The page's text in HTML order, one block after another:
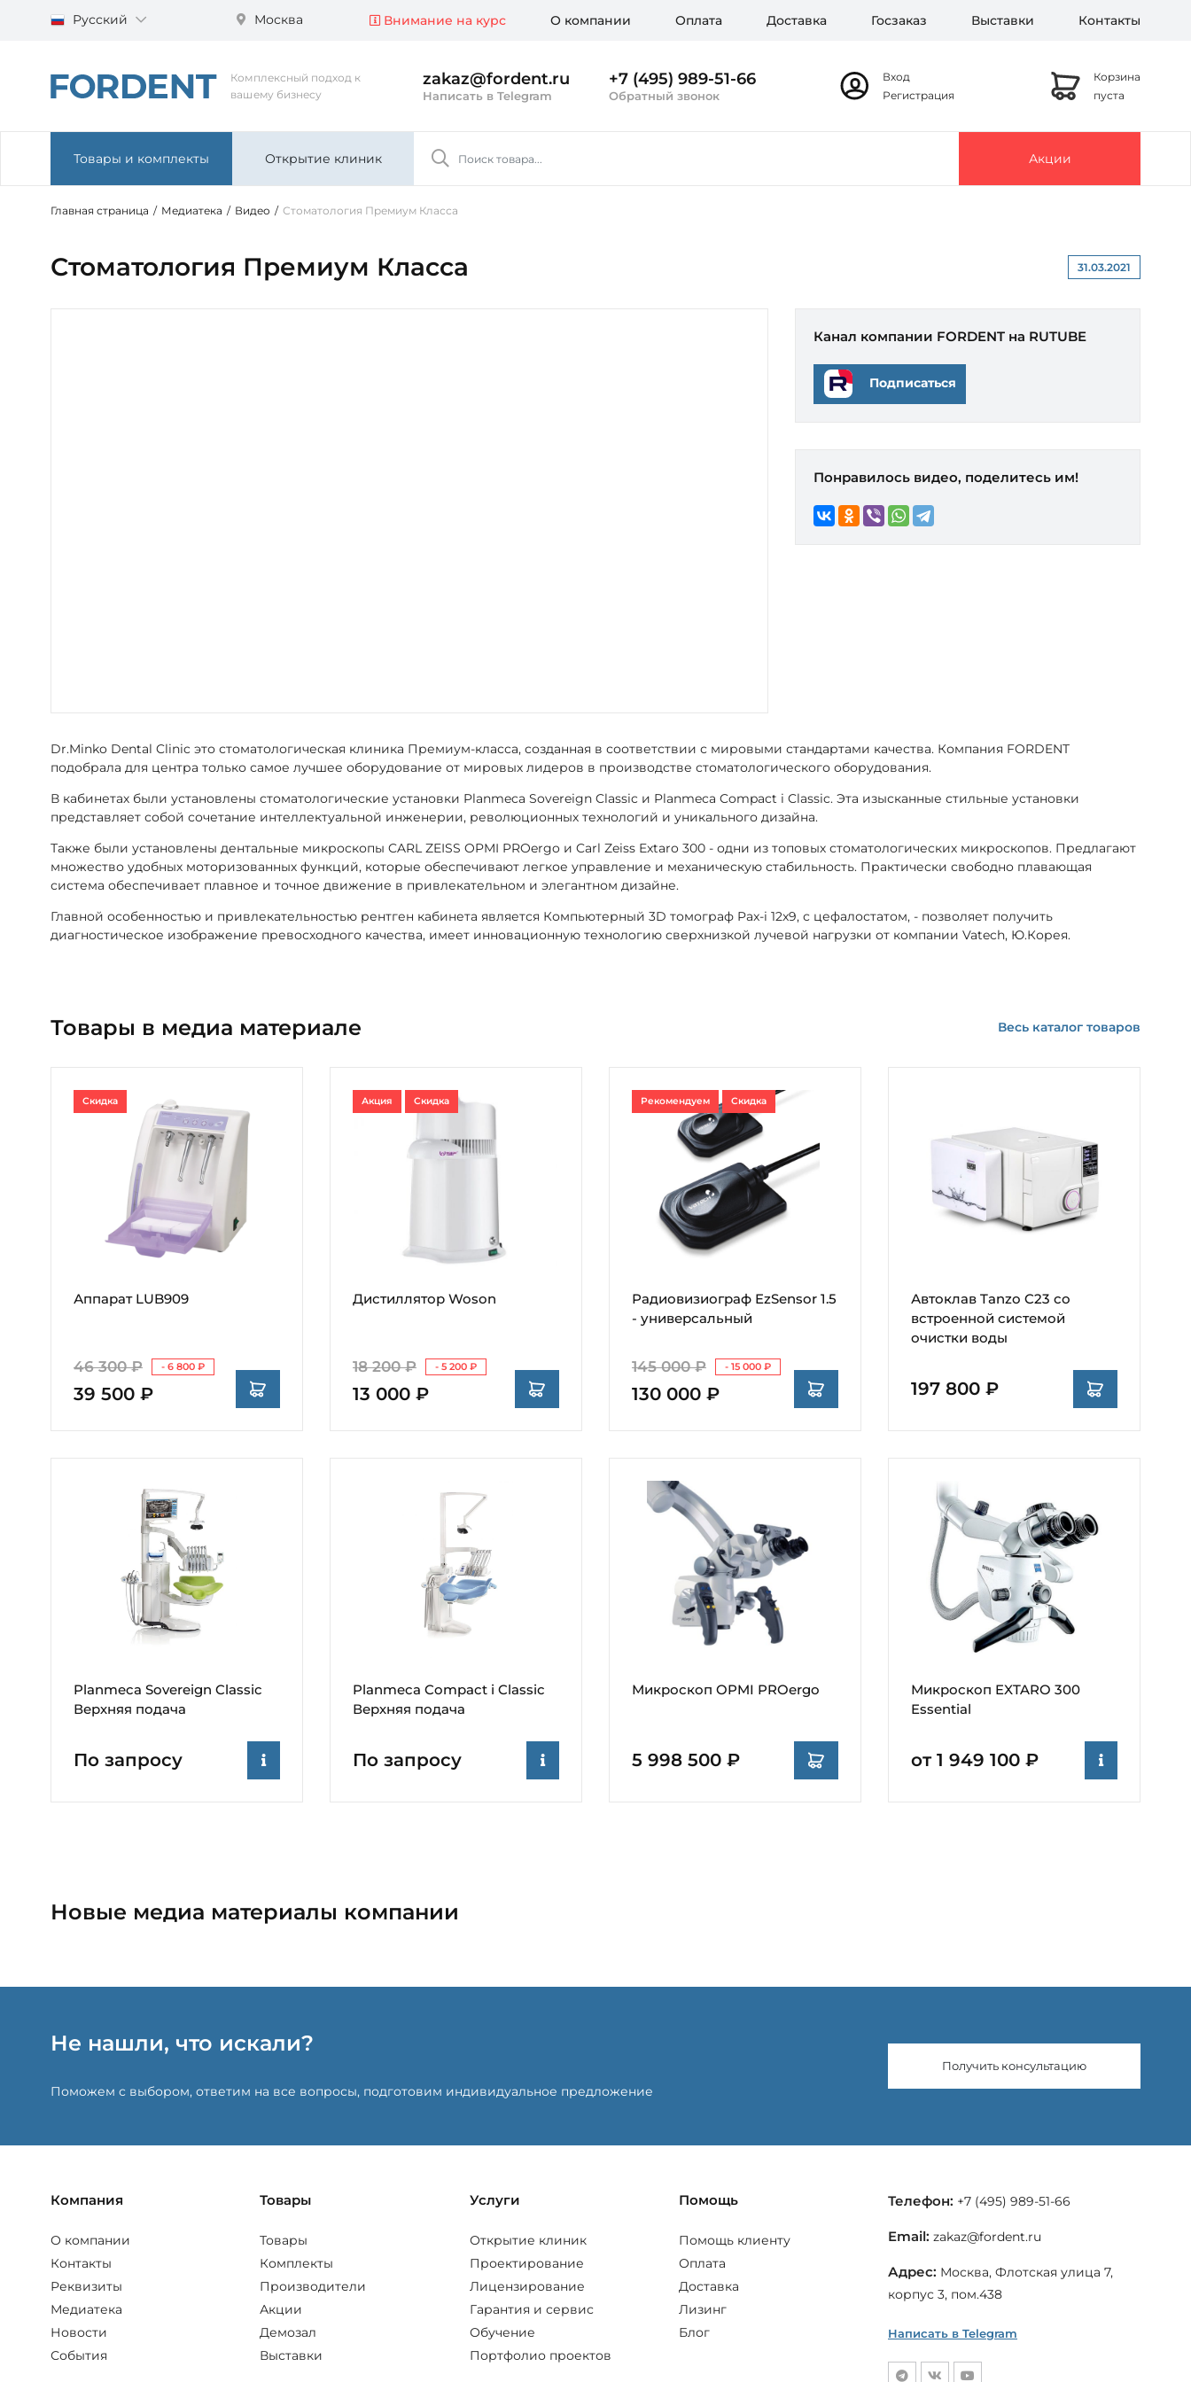
Русский Москва Внимание на курс О компании Оплата Доставка Госзаказ Выставки Контакты
Комплексный подход к
вашему бизнесу
zakaz@fordent.ru
Написать в Telegram
+7 (495) 989-51-66
Обратный звонок
Вход
Регистрация
Корзина
пуста
Товары и комплекты Открытие клиник Акции
Главная страница / Медиатека / Видео / Стоматология Премиум Класса
Стоматология Премиум Класса 31.03.2021
Канал компании FORDENT на RUTUBE
Подписаться
Понравилось видео, поделитесь им!
Dr.Minko Dental Clinic это стоматологическая клиника Премиум-класса, созданная в соответствии с мировыми стандартами качества. Компания FORDENT
подобрала для центра только самое лучшее оборудование от мировых лидеров в производстве стоматологического оборудования.
В кабинетах были установлены стоматологические установки Planmeca Sovereign Classic и Planmeca Compact i Classic. Эта изысканные стильные установки
представляет собой сочетание интеллектуальной инженерии, революционных технологий и уникального дизайна.
Также были установлены дентальные микроскопы CARL ZEISS OPMI PROergo и Carl Zeiss Extaro 300 - одни из топовых стоматологических микроскопов. Предлагают
множество удобных моторизованных функций, которые обеспечивают легкое управление и механическую стабильность. Практически свободно плавающая
система обеспечивает плавное и точное движение в привлекательном и элегантном дизайне.
Главной особенностью и привлекательностью рентген кабинета является Компьютерный 3D томограф Pax-i 12x9, с цефалостатом, - позволяет получить
диагностическое изображение превосходного качества, имеет инновационную технологию сверхнизкой лучевой нагрузки от компании Vatech, Ю.Корея.
Товары в медиа материале Весь каталог товаров
Аппарат LUB909
46 300 ₽ - 6 800 ₽
39 500 ₽
Скидка
Дистиллятор Woson
18 200 ₽ - 5 200 ₽
13 000 ₽
Акция Скидка
Радиовизиограф EzSensor 1.5
- универсальный
145 000 ₽ - 15 000 ₽
130 000 ₽
Рекомендуем Скидка
Автоклав Tanzo C23 со
встроенной системой
очистки воды
197 800 ₽
Planmeca Sovereign Classic
Верхняя подача
По запросу
Planmeca Compact i Classic
Верхняя подача
По запросу
Микроскоп OPMI PROergo
5 998 500 ₽
Микроскоп EXTARO 300
Essential
от 1 949 100 ₽
Новые медиа материалы компании
Не нашли, что искали?
Поможем с выбором, ответим на все вопросы, подготовим индивидуальное предложение
Получить консультацию
Компания
О компании
Контакты
Реквизиты
Медиатека
Новости
События
Товары
Товары
Комплекты
Производители
Акции
Демозал
Выставки
Услуги
Открытие клиник
Проектирование
Лицензирование
Гарантия и сервис
Обучение
Портфолио проектов
Помощь
Помощь клиенту
Оплата
Доставка
Лизинг
Блог
Телефон: +7 (495) 989-51-66
Email: zakaz@fordent.ru
Адрес: Москва, Флотская улица 7,
корпус 3, пом.438
Написать в Telegram